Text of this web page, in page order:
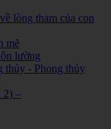
lòng tham của con
mẽ
lường
thủy - Phong thủy
2) –